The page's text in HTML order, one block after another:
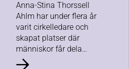
Anna-Stina Thorssell
Ahlm har under flera år
varit cirkelledare och
skapat platser där
människor får dela
livserfarenheter, tankar